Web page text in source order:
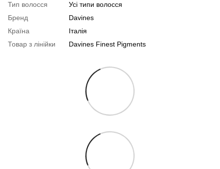
Тип волосся
Усі типи волосся
Бренд
Davines
Країна
Італія
Товар з лінійки
Davines Finest Pigments